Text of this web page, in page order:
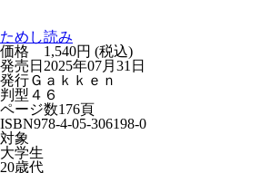
ためし読み
価格 1,540円 (税込)
発売日 2025年07月31日
発行Ｇａｋｋｅｎ
判型 ４６
ページ数176頁
ISBN978-4-05-306198-0
対象
大学生
20歳代